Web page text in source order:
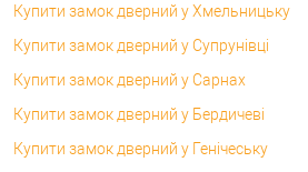
Купити замок дверний у Хмельницьку
Купити замок дверний у Супрунівці
Купити замок дверний у Сарнах
Купити замок дверний у Бердичеві
Купити замок дверний у Генічеську